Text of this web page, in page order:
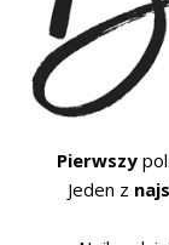
Pierwszy
Jeden z